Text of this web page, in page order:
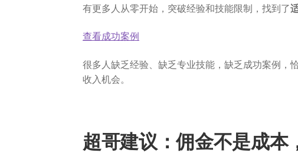
有更多人从零开始，突破经验和技能限制，找到了
查看成功案例
很多人缺乏经验、缺乏专业技能，缺乏成功案例，
收入机会。
超哥建议：佣金不是成本